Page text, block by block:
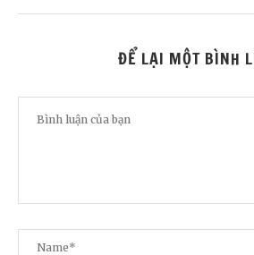
ĐỂ LẠI MỘT BÌNH